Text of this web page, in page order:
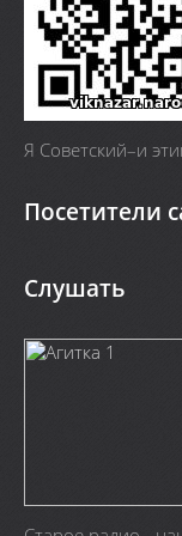
Я Cоветский–и
Посетители
Слушать